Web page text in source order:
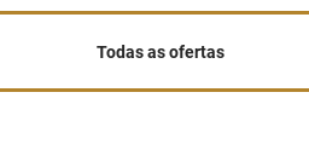
Todas as ofertas